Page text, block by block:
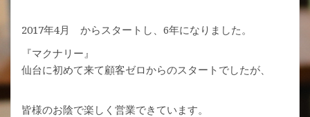
2017年4月 からスタートし、6年になりました。
『マクナリー』
仙台に初めて来て顧客ゼロからのスタートでしたが、
皆様のお陰で楽しく営業できています。